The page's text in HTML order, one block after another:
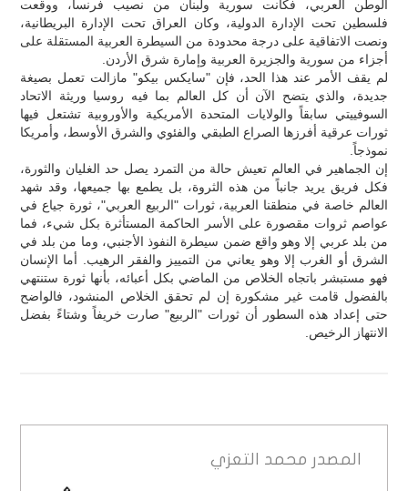
الوطن العربي، فكانت سورية ولبنان من نصيب فرنسا، ووقعت
فلسطين تحت الإدارة الدولية، وكان العراق تحت الإدارة البريطانية،
ونصت الاتفاقية على درجة محدودة من السيطرة العربية المستقلة على
أجزاء من سورية والجزيرة العربية وإمارة شرق الأردن.
لم يقف الأمر عند هذا الحد، فإن "سايكس بيكو" مازالت تعمل بصيغة
جديدة، والذي يتضح الآن أن كل العالم بما فيه روسيا وريثة الاتحاد
السوفييتي سابقاً والولايات المتحدة الأمريكية والأوروبية تشتعل فيها
ثورات عرقية أفرزها الصراع الطبقي والفئوي والشرق الأوسط، وأمريكا
نموذجاً.
إن الجماهير في العالم تعيش حالة من التمرد يصل حد الغليان والثورة،
فكل فريق يريد جانباً من هذه الثروة، بل يطمع بها جميعها، وقد شهد
العالم خاصة في منطقنا العربية، ثورات "الربيع العربي"، ثورة جياع في
عواصم ثروات مقصورة على الأسر الحاكمة المستأثرة بكل شيء، فما
من بلد عربي إلا وهو واقع ضمن سيطرة النفوذ الأجنبي، وما من بلد في
الشرق أو الغرب إلا وهو يعاني من التمييز والفقر الرهيب. أما الإنسان
فهو مستبشر باتجاه الخلاص من الماضي بكل أعبائه، بأنها ثورة ستنتهي
بالفضول قامت غير مشكورة إن لم تحقق الخلاص المنشود، فالواضح
حتى إعداد هذه السطور أن ثورات "الربيع" صارت خريفاً وشتاءً بفضل
الانتهاز الرخيص.
المصدر محمد التعزي